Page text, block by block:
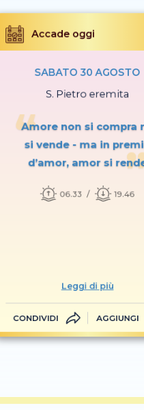
Accade oggi
SABATO 30 AGOSTO
S. Pietro eremita
Amore non si compra
si vende - ma in
d’amor, amor si
06.33 19.46
Leggi di più
CONDIVIDI AGGIUNGI